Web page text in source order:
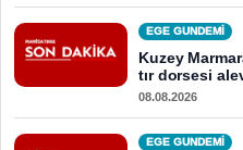
EGE GUNDEMİ
Kuzey
tır dorsesi
08.08.2026
EGE GUNDEMİ